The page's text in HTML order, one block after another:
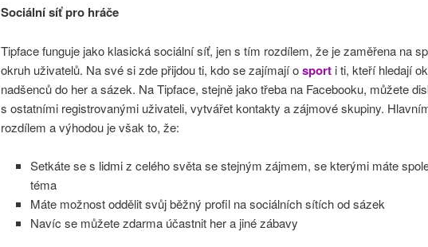
Sociální síť pro hráče
Tipface funguje jako klasická sociální síť, jen s tím rozdílem, že je zaměřena na
okruh uživatelů. Na své si zde přijdou ti, kdo se zajímají osporti ti, kteří hledají
nadšenců do her a sázek. Na Tipface, stejně jako třeba na Facebooku, můžete
s ostatními registrovanými uživateli, vytvářet kontakty a zájmové skupiny.
rozdílem a výhodou je však to, že:
Setkáte se s lidmi z celého světa se stejným zájmem, se kterými máte
téma
Máte možnost oddělit svůj běžný profil na sociálních sítích od sázek
Navíc se můžete zdarma účastnit her a jiné zábavy